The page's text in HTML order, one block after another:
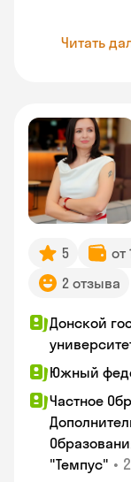
Читать
5 от
2 отзыва
Донской
Южный
Частное
"Темпус" •